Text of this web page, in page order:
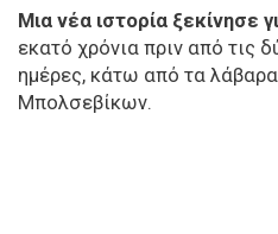
Μια νέα ιστορία ξεκίνησε
εκατό χρόνια πριν από τις
ημέρες, κάτω από τα
Μπολσεβίκων.